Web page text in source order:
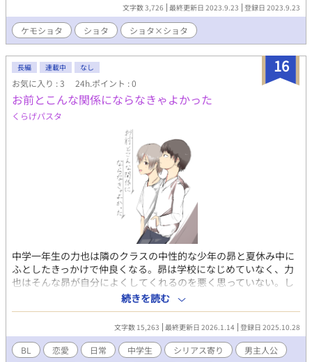
文字数 3,726 最終更新日 2023.9.23 登録日 2023.9.23
ケモショタ ショタ ショタ×ショタ
16
長編 連載中 なし
お気に入り : 3 24h.ポイント : 0
お前とこんな関係にならなきゃよかった
くらげパスタ
中学一年生の力也は隣のクラスの中性的な少年の昴と夏休み中に
ふとしたきっかけで仲良くなる。昴は学校になじめていなく、力
也はそんな昴が自分によくしてくれるのを悪く思っていない。し
かし昴の周りの環境はあんまりよくないみたいで、力也はそれを
放っておけない。いつしか2人が名指しで噂されるようになり... シ
ョタ×ショタのBLです。 文と絵 くらげパスタ
続きを読む
文字数 15,263 最終更新日 2026.1.14 登録日 2025.10.28
BL 恋愛 日常 中学生 シリアス寄り
男主人公